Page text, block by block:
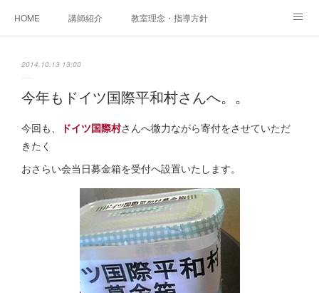
HOME 講師紹介 教室理念・指導方針
ご相談・体験レッスンお申し込み
アクセス 演奏スケジュール
2014.10.13 13:00
今年もドイツ国際平和村さんへ。。
今回も、 ドイツ国際村さんへ微力ながら寄付をさせていただ
きたく
おさらい会当日募金箱を受付へ設置いたします。